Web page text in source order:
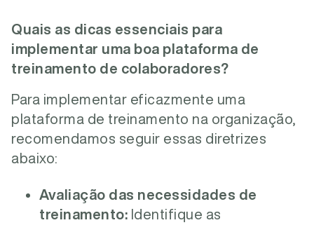
Quais as dicas essenciais para
implementar uma boa plataforma de
treinamento de colaboradores?
Para implementar eficazmente uma
plataforma de treinamento na organização,
recomendamos seguir essas diretrizes
abaixo:
Avaliação das necessidades de
treinamento: Identifique as